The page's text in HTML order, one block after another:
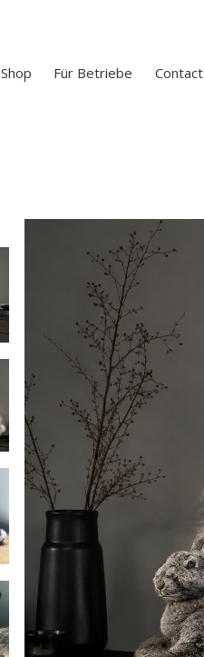
Shop Für Betriebe Contact